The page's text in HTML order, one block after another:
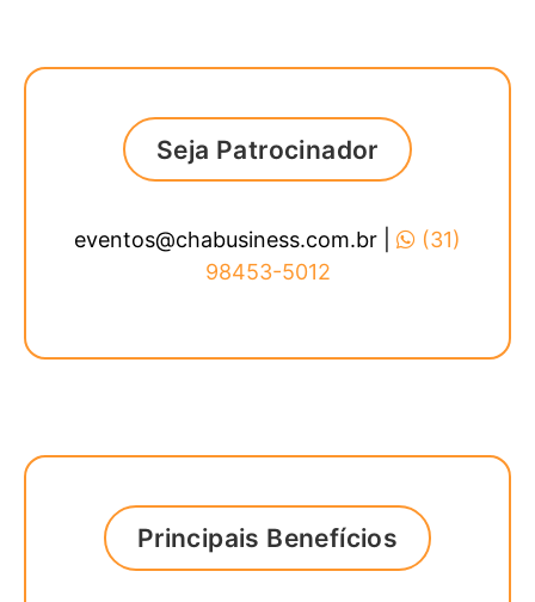
Seja Patrocinador
eventos@chabusiness.com.br |
(31)
98453-5012
Principais Benefícios